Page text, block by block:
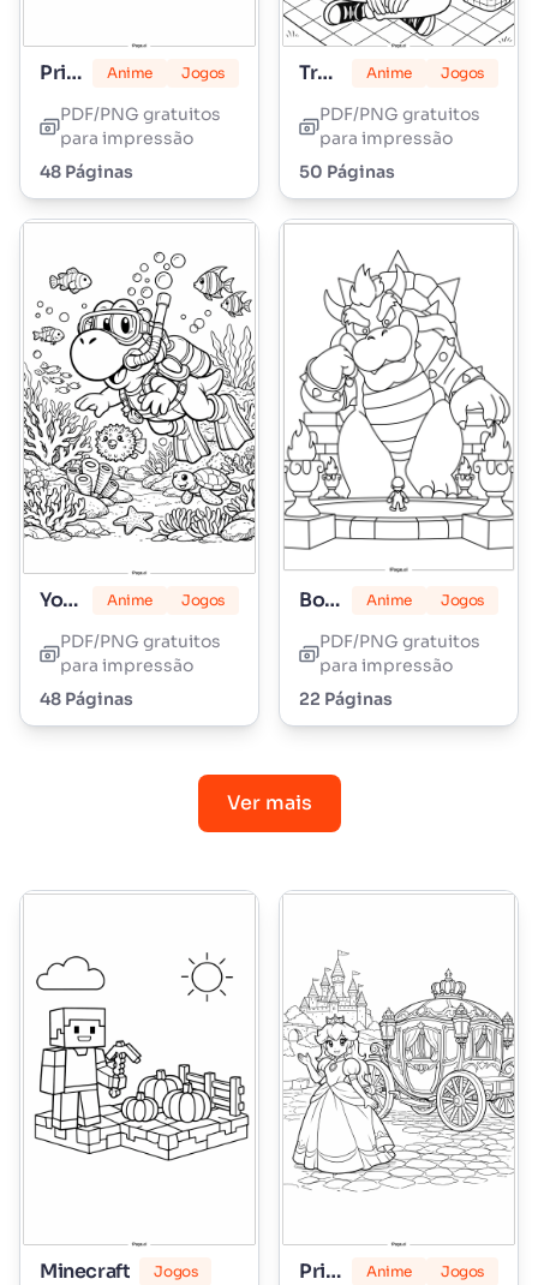
Princesa Peach Anime Jogos
PDF/PNG gratuitos
para impressão
48 Páginas
Tranças Lily Love Anime Jogos
PDF/PNG gratuitos
para impressão
50 Páginas
Yoshi Anime Jogos
PDF/PNG gratuitos
para impressão
48 Páginas
Bowser Anime Jogos
PDF/PNG gratuitos
para impressão
22 Páginas
Ver mais
Minecraft Jogos Princesa Peach Anime Jogos